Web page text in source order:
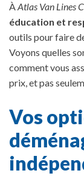
ÀAtlas Van Lines
éducation et
outils pour faire
Voyons quelles
comment vous
prix, et pas
Vos